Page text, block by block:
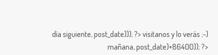
día siguiente,post_date))); ?> visitanos y lo verás ;-)
mañana,post_date)+86400)); ?>